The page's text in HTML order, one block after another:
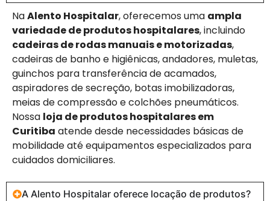
NaAlento Hospitalar, oferecemos uma ampla
variedade de produtos hospitalares, incluindo
cadeiras de rodas manuais e motorizadas,
cadeiras de banho e higiênicas, andadores, muletas,
guinchos para transferência de acamados,
aspiradores de secreção, botas imobilizadoras,
meias de compressão e colchões pneumáticos.
Nossa loja de produtos hospitalares em
Curitiba atende desde necessidades básicas de
mobilidade até equipamentos especializados para
cuidados domiciliares.
A Alento Hospitalar oferece locação de produtos?